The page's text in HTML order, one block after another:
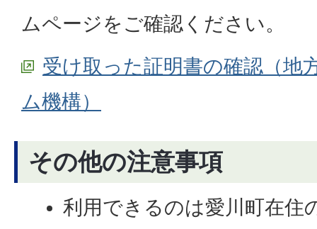
ムページをご確認ください。
受け取った証明書の確認（地
ム機構）
その他の注意事項
利用できるのは愛川町在住